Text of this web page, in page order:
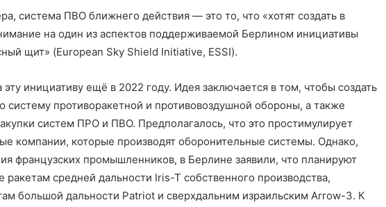
система ПВО ближнего действия — это то, что «хотят создать в
на один из аспектов поддерживаемой Берлином инициативы
щит» (European Sky Shield Initiative, ESSI).
инициативу ещё в 2022 году. Идея заключается в том, чтобы создать
систему противоракетной и противовоздушной обороны, а также
систем ПРО и ПВО. Предполагалось, что это простимулирует
компании, которые производят оборонительные системы. Однако,
французских промышленников, в Берлине заявили, что планируют
ракетам средней дальности Iris-T собственного производства,
большой дальности Patriot и сверхдальним израильским Arrow-3. К